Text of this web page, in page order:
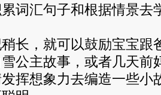
词汇句子和根据情景去
，就可以鼓励宝宝跟
公主故事，或者几天前
挥想象力去编造一些小